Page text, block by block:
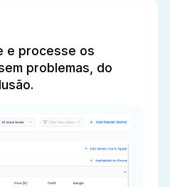
e processe os
problemas, do